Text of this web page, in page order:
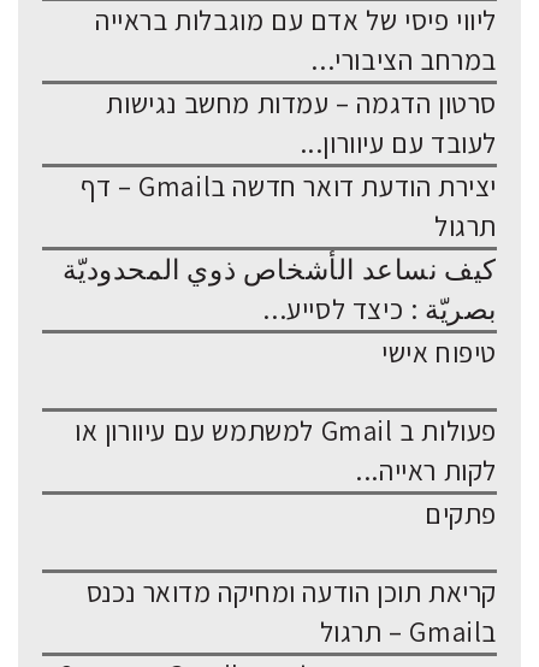
ליווי פיסי של אדם עם מוגבלות בראייה
במרחב הציבורי...
סרטון הדגמה – עמדות מחשב נגישות
לעובד עם עיוורון...
יצירת הודעת דואר חדשה בGmail – דף
תרגול
كيف نساعد الأشخاص ذوي المحدوديّة
بصريّة : כיצד לסייע...
טיפוח אישי
פעולות ב Gmail למשתמש עם עיוורון או
לקות ראייה...
פתקים
קריאת תוכן הודעה ומחיקה מדואר נכנס
בGmail – תרגול